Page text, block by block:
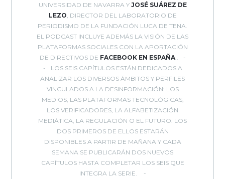
UNIVERSIDAD DE NAVARRA Y JOSÉ SUÁREZ DE
LEZO , DIRECTOR DEL LABORATORIO DE
PERIODISMO DE LA FUNDACIÓN LUCA DE TENA.
EL PODCAST INCLUYE ADEMÁS LA VISIÓN DE LAS
PLATAFORMAS SOCIALES CON LA APORTACIÓN
DE DIRECTIVOS DE FACEBOOK EN ESPAÑA..
LOS SEIS CAPÍTULOS ESTÁN DEDICADOS A
ANALIZAR LOS DIVERSOS ÁMBITOS Y PERFILES
VINCULADOS A LA DESINFORMACIÓN: LOS
MEDIOS, LAS PLATAFORMAS TECNOLÓGICAS,
LOS VERIFICADORES, LA ALFABETIZACIÓN
MEDIÁTICA, LA REGULACIÓN O EL FUTURO. LOS
DOS PRIMEROS DE ELLOS ESTARÁN
DISPONIBLES A PARTIR DE MAÑANA Y CADA
SEMANA SE PUBLICARÁN DOS NUEVOS
CAPÍTULOS HASTA COMPLETAR LOS SEIS QUE
INTEGRA LA SERIE.